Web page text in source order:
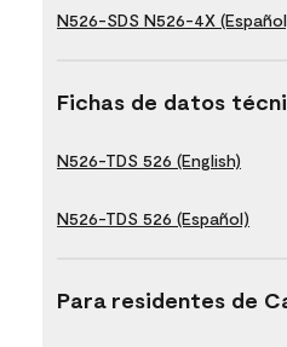
N526-SDS N526-4X
Fichas de datos
N526-TDS 526 (English)
N526-TDS 526 (Español)
Para residentes de